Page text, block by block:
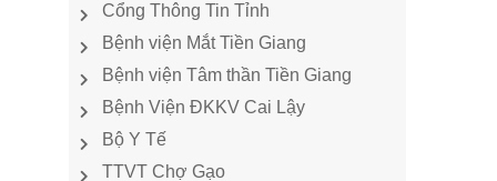
Cổng Thông Tin Tỉnh
Bệnh viện Mắt Tiền Giang
Bệnh viện Tâm thần Tiền Giang
Bệnh Viện ĐKKV Cai Lậy
Bộ Y Tế
TTVT Chợ Gạo